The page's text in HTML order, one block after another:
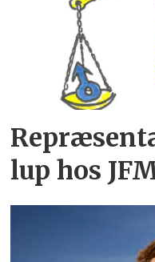
lup hos